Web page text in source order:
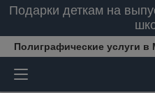
Подарки деткам на
Полиграфические услуги в